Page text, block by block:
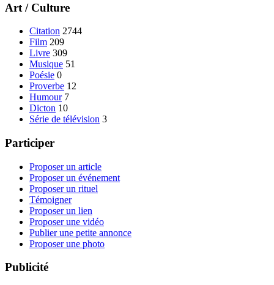
Art / Culture
Citation 2744
Film 209
Livre 309
Musique 51
Poésie 0
Proverbe 12
Humour 7
Dicton 10
Série de télévision 3
Participer
Proposer un article
Proposer un événement
Proposer un rituel
Témoigner
Proposer un lien
Proposer une vidéo
Publier une petite annonce
Proposer une photo
Publicité